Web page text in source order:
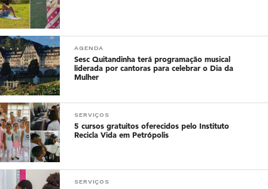
AGENDA
Sesc Quitandinha terá programação musical
liderada por cantoras para celebrar o Dia da
Mulher
SERVIÇOS
5 cursos gratuitos oferecidos pelo Instituto
Recicla Vida em Petrópolis
SERVIÇOS